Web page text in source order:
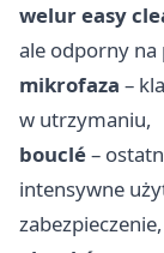
welur easy
ale odporny na
mikrofaza –
w utrzymaniu,
bouclé–
intensywne
zabezpieczenie,